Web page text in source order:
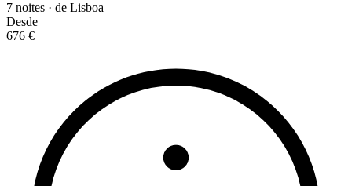
7 noites · de Lisboa
Desde
676 €